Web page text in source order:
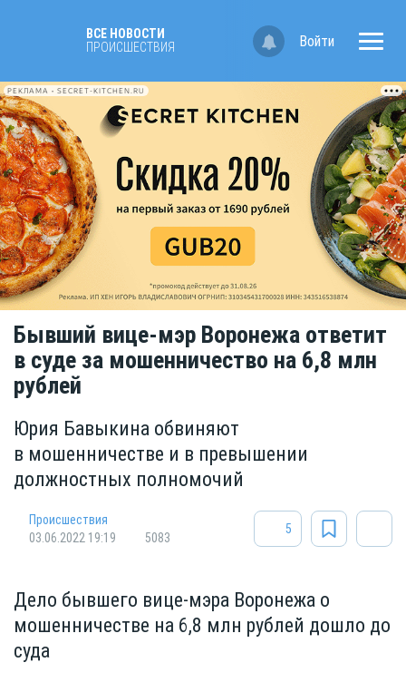
ВСЕ НОВОСТИ
ПРОИСШЕСТВИЯ
Войти
РЕКЛАМА • SECRET-KITCHEN.RU
Бывший вице-мэр Воронежа ответит
в суде за мошенничество на 6,8 млн
рублей
Юрия Бавыкина обвиняют
в мошенничестве и в превышении
должностных полномочий
Происшествия
03.06.2022 19:19
5083
5
Дело бывшего вице-мэра Воронежа о
мошенничестве на 6,8 млн рублей дошло до
суда